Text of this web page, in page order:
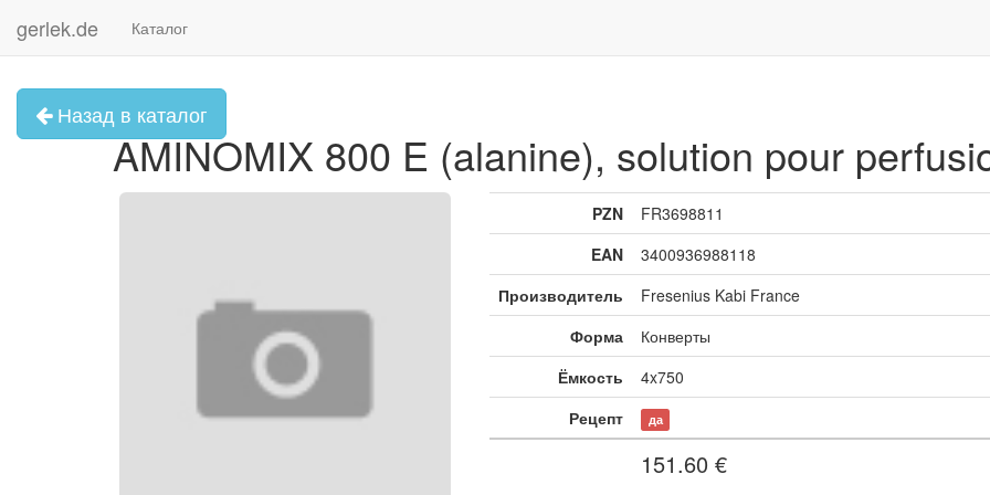
gerlek.de Каталог
Назад в каталог
AMINOMIX 800 E (alanine), solution pour
PZN
FR3698811
EAN
3400936988118
Производитель
Fresenius Kabi France
Форма
Конверты
Ёмкость
4x750
Рецепт
да
151.60 €